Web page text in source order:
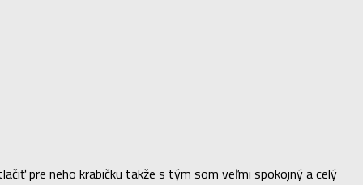
pre neho krabičku takže s tým som veľmi spokojný a celý